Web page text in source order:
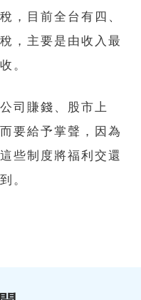
，目前全台有四、
，主要是由收入最
。
司賺錢、股市上
要給予掌聲，因為
些制度將福利交還
。